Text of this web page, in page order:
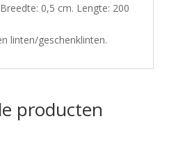
0,5 cm. Lengte: 200
linten/geschenklinten.
producten